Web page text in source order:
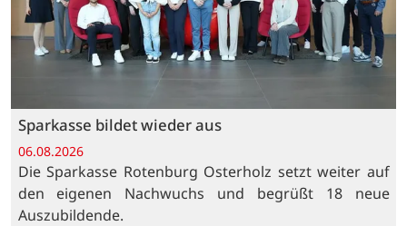
Sparkasse bildet wieder aus
06.08.2026
Die Sparkasse Rotenburg Osterholz setzt weiter auf
den eigenen Nachwuchs und begrüßt 18 neue
Auszubildende.